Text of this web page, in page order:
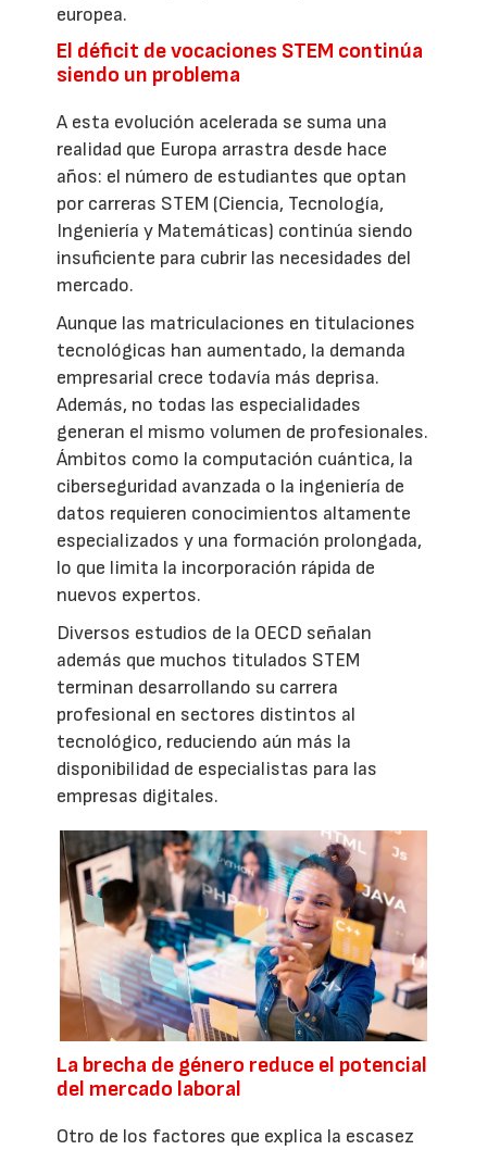
europea.
El déficit de vocaciones STEM continúa
siendo un problema
A esta evolución acelerada se suma una
realidad que Europa arrastra desde hace
años: el número de estudiantes que optan
por carreras STEM (Ciencia, Tecnología,
Ingeniería y Matemáticas) continúa siendo
insuficiente para cubrir las necesidades del
mercado.
Aunque las matriculaciones en titulaciones
tecnológicas han aumentado, la demanda
empresarial crece todavía más deprisa.
Además, no todas las especialidades
generan el mismo volumen de profesionales.
Ámbitos como la computación cuántica, la
ciberseguridad avanzada o la ingeniería de
datos requieren conocimientos altamente
especializados y una formación prolongada,
lo que limita la incorporación rápida de
nuevos expertos.
Diversos estudios de la OECD señalan
además que muchos titulados STEM
terminan desarrollando su carrera
profesional en sectores distintos al
tecnológico, reduciendo aún más la
disponibilidad de especialistas para las
empresas digitales.
La brecha de género reduce el potencial
del mercado laboral
Otro de los factores que explica la escasez